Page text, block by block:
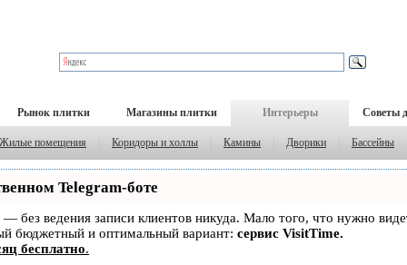
Рынок плитки Магазины плитки Интерьеры Советы
Жилые помещения Коридоры и холлы Камины Дворики Бассейны
Telegram-боте
— без ведения записи клиентов никуда. Мало того, что нужно
бюджетный и оптимальный вариант: сервис VisitTime.
бесплатно.